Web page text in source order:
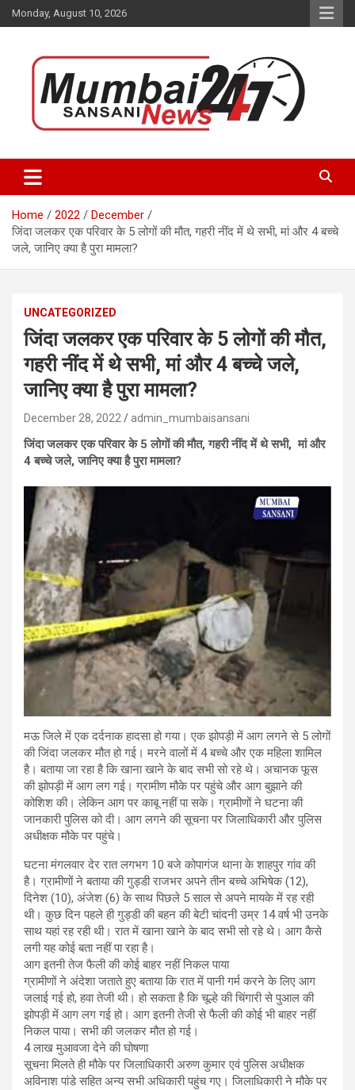
Skip
to
Monday, August 10, 2026
Mumbai Sansani
time updates on recent news around the World.
Home 2022
December
जिंदा जलकर एक परिवार के 5 लोगों की मौत, गहरी नींद में थे सभी, मां और 4 बच्चे
जले, जानिए क्या है पुरा मामला?
UNCATEGORIZED
जिंदा जलकर एक परिवार के 5 लोगों की मौत,
गहरी नींद में थे सभी, मां और 4 बच्चे जले,
जानिए क्या है पुरा मामला?
December 28, 2022 admin_mumbaisansani
जिंदा जलकर एक परिवार के 5 लोगों की मौत, गहरी नींद में थे सभी, मां और
4 बच्चे जले, जानिए क्या है पुरा मामला?
मऊ जिले में एक दर्दनाक हादसा हो गया। एक झोपड़ी में आग लगने से 5 लोगों
की जिंदा जलकर मौत हो गई। मरने वालों में 4 बच्चे और एक महिला शामिल
है। बताया जा रहा है कि खाना खाने के बाद सभी सो रहे थे। अचानक फूस
की झोपड़ी में आग लग गई। ग्रामीण मौके पर पहुंचे और आग बुझाने की
कोशिश की। लेकिन आग पर काबू नहीं पा सके। ग्रामीणों ने घटना की
जानकारी पुलिस को दी। आग लगने की सूचना पर जिलाधिकारी और पुलिस
अधीक्षक मौके पर पहुंचे।
घटना मंगलवार देर रात लगभग 10 बजे कोपागंज थाना के शाहपुर गांव की
है। ग्रामीणों ने बताया की गुड्डी राजभर अपने तीन बच्चे अभिषेक (12),
दिनेश (10), अंजेश (6) के साथ पिछले 5 साल से अपने मायके में रह रही
थी। कुछ दिन पहले ही गुड्डी की बहन की बेटी चांदनी उम्र 14 वर्ष भी उनके
साथ यहां रह रही थी। रात में खाना खाने के बाद सभी सो रहे थे। आग कैसे
लगी यह कोई बता नहीं पा रहा है।
आग इतनी तेज फैली की कोई बाहर नहीं निकल पाया
ग्रामीणों ने अंदेशा जताते हुए बताया कि रात में पानी गर्म करने के लिए आग
जलाई गई हो, हवा तेजी थी। हो सकता है कि चूल्हे की चिंगारी से पुआल की
झोपड़ी में आग लग गई हो। आग इतनी तेजी से फैली की कोई भी बाहर नहीं
निकल पाया। सभी की जलकर मौत हो गई।
4 लाख मुआवजा देने की घोषणा
सूचना मिलते ही मौके पर जिलाधिकारी अरुण कुमार एवं पुलिस अधीक्षक
अविनाश पांडे सहित अन्य सभी अधिकारी पहुंच गए। जिलाधिकारी ने मौके पर